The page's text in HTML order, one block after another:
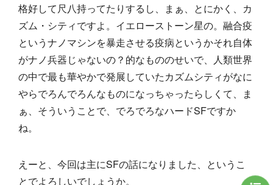
格好して尺八持ってたりするし、まぁ、とにかく、カ
ズム・シティですよ。イエローストーン星の。融合疫
というナノマシンを暴走させる疫病というかそれ自体
がナノ兵器じゃないの？的なもののせいで、人類世界
の中で最も華やかで発展していたカズムシティがなに
やらでろんでろんなものになっちゃったらしくて、ま
ぁ、そういうことで、でろでろなハードSFですか
ね。
えーと、今回は主にSFの話になりました、というこ
とでよろしいでしょうか。